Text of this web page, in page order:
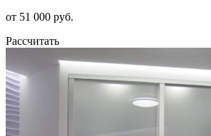
от 51 000 руб.
Рассчитать